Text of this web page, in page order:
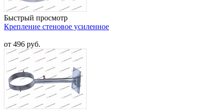
Быстрый просмотр
Крепление стеновое усиленное
от 496 руб.